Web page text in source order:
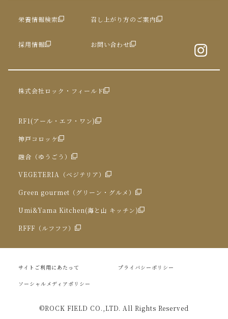
栄養情報検索 召し上がり方のご案内
採用情報 お問い合わせ
株式会社ロック・フィールド
RF1(アール・エフ・ワン)
神戸コロッケ
融合（ゆうごう）
VEGETERIA（ベジテリア）
Green gourmet（グリーン・グルメ）
Umi&Yama Kitchen(海と山 キッチン)
RFFF（ルフフフ）
サイトご利用にあたって プライバシーポリシー
ソーシャルメディアポリシー
©ROCK FIELD CO.,LTD. All Rights Reserved